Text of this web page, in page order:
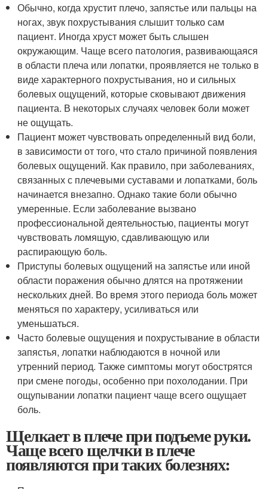
Обычно, когда хрустит плечо, запястье или пальцы на
ногах, звук похрустывания слышит только сам
пациент. Иногда хруст может быть слышен
окружающим. Чаще всего патология, развивающаяся
в области плеча или лопатки, проявляется не только в
виде характерного похрустывания, но и сильных
болевых ощущений, которые сковывают движения
пациента. В некоторых случаях человек боли может
не ощущать.
Пациент может чувствовать определенный вид боли,
в зависимости от того, что стало причиной появления
болевых ощущений. Как правило, при заболеваниях,
связанных с плечевыми суставами и лопатками, боль
начинается внезапно. Однако такие боли обычно
умеренные. Если заболевание вызвано
профессиональной деятельностью, пациенты могут
чувствовать ломящую, сдавливающую или
распирающую боль.
Приступы болевых ощущений на запястье или иной
области поражения обычно длятся на протяжении
нескольких дней. Во время этого периода боль может
меняться по характеру, усиливаться или
уменьшаться.
Часто болевые ощущения и похрустывание в области
запястья, лопатки наблюдаются в ночной или
утренний период. Также симптомы могут обострятся
при смене погоды, особенно при похолодании. При
ощупывании лопатки пациент чаще всего ощущает
боль.
Щелкает в плече при подъеме руки.
Чаще всего щелчки в плече
появляются при таких болезнях: